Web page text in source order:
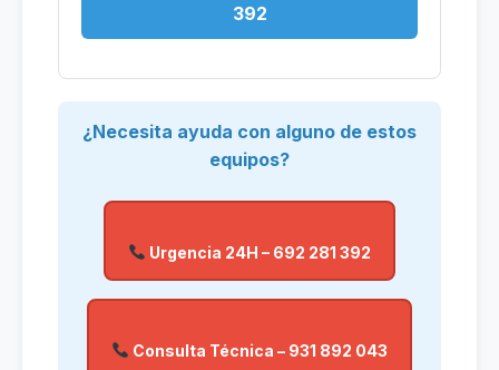
392
¿Necesita ayuda con alguno de estos
equipos?
Urgencia 24H – 692 281 392
Consulta Técnica – 931 892 043